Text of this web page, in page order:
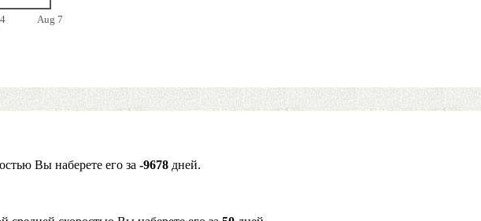
Aug 7
Вы наберете его за -9678 дней.